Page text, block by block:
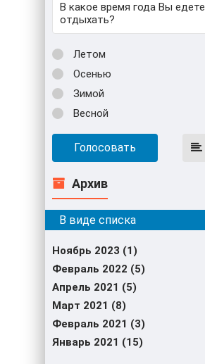
В какое время года Вы едете
отдыхать?
Летом
Осенью
Зимой
Весной
Голосовать
Архив
Ноябрь 2023 (1)
Февраль 2022 (5)
Апрель 2021 (5)
Март 2021 (8)
Февраль 2021 (3)
Январь 2021 (15)